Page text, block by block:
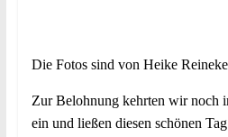
Die Fotos sind von Heike Reineke
Zur Belohnung kehrten wir noch
ein und ließen diesen schönen